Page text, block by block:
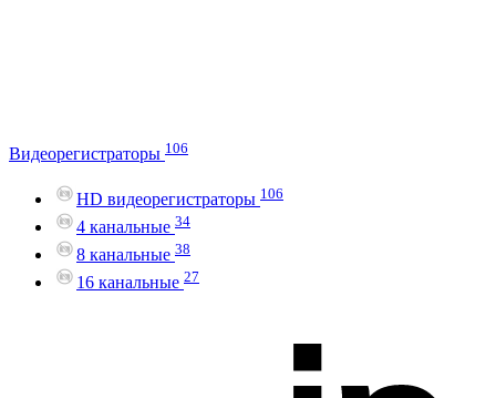
Видеорегистраторы 106
HD видеорегистраторы 106
4 канальные 34
8 канальные 38
16 канальные 27